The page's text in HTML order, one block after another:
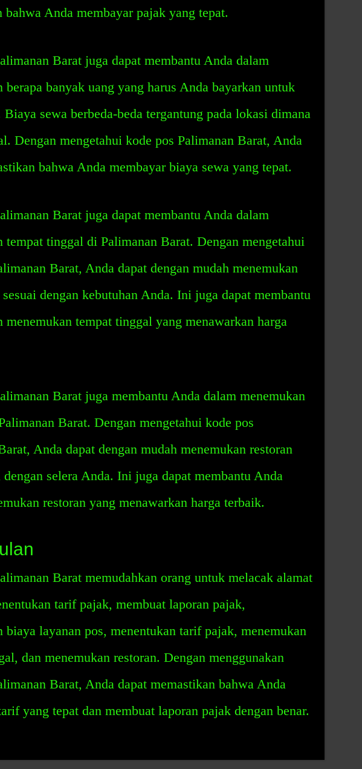
bahwa Anda membayar pajak yang tepat.
Barat juga dapat membantu Anda dalam
berapa banyak uang yang harus Anda bayarkan untuk
Biaya sewa berbeda-beda tergantung pada lokasi dimana
Dengan mengetahui kode pos Palimanan Barat, Anda
bahwa Anda membayar biaya sewa yang tepat.
Barat juga dapat membantu Anda dalam
tempat tinggal di Palimanan Barat. Dengan mengetahui
Barat, Anda dapat dengan mudah menemukan
dengan kebutuhan Anda. Ini juga dapat membantu
menemukan tempat tinggal yang menawarkan harga
Barat juga membantu Anda dalam menemukan
Barat. Dengan mengetahui kode pos
Anda dapat dengan mudah menemukan restoran
dengan selera Anda. Ini juga dapat membantu Anda
restoran yang menawarkan harga terbaik.
Barat memudahkan orang untuk melacak alamat
tarif pajak, membuat laporan pajak,
biaya layanan pos, menentukan tarif pajak, menemukan
dan menemukan restoran. Dengan menggunakan
Barat, Anda dapat memastikan bahwa Anda
yang tepat dan membuat laporan pajak dengan benar.